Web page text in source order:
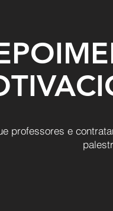
professores e